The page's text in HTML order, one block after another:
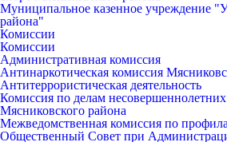
Муниципальное казенное учреждение
района"
Комиссии
Комиссии
Административная комиссия
Антинаркотическая комиссия
Антитеррористическая деятельность
Комиссия по делам
Мясниковского района
Межведомственная комиссия по
Общественный Совет при